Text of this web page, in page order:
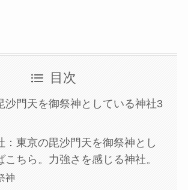
目次
沙門天を御祭神としている神社3
：東京の毘沙門天を御祭神とし
こちら。力強さを感じる神社。
神